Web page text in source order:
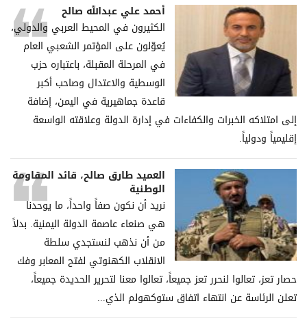
أحمد علي عبدالله صالح
الكثيرون في المحيط العربي والدولي،
يُعوّلون على المؤتمر الشعبي العام
في المرحلة المقبلة، باعتباره حزب
الوسطية والاعتدال وصاحب أكبر
قاعدة جماهيرية في اليمن، إضافة
إلى امتلاكه الخبرات والكفاءات في إدارة الدولة وعلاقته الواسعة
إقليمياً ودولياً.
العميد طارق صالح، قائد المقاومة
الوطنية
نريد أن نكون صفاً واحداً، ما يوحدنا
هي صنعاء عاصمة الدولة اليمنية. بدلاً
من أن نذهب لنستجدي سلطة
الانقلاب الكهنوتي لفتح المعابر وفك
حصار تعز، تعالوا لنحرر تعز جميعاً، تعالوا معنا لتحرير الحديدة جميعاً،
تعلن الرئاسة عن انتهاء اتفاق ستوكهولم الذي...